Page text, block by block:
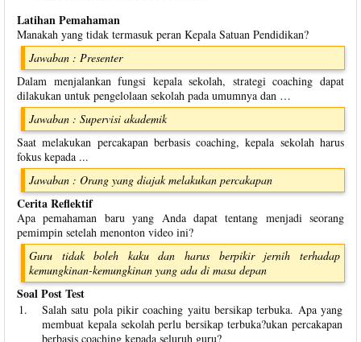
Latihan Pemahaman
Manakah yang tidak termasuk peran Kepala Satuan Pendidikan?
Jawaban : Presenter
Dalam menjalankan fungsi kepala sekolah, strategi coaching dapat
dilakukan untuk pengelolaan sekolah pada umumnya dan …
Jawaban : Supervisi akademik
Saat melakukan percakapan berbasis coaching, kepala sekolah harus
fokus kepada ...
Jawaban : Orang yang diajak melakukan percakapan
Cerita Reflektif
Apa pemahaman baru yang Anda dapat tentang menjadi seorang
pemimpin setelah menonton video ini?
Guru tidak boleh kaku dan harus berpikir jernih terhadap
kemungkinan-kemungkinan yang ada di masa depan
Soal Post Test
1.
Salah satu pola pikir coaching yaitu bersikap terbuka. Apa yang
membuat kepala sekolah perlu bersikap terbuka?ukan percakapan
berbasis coaching kepada seluruh guru?